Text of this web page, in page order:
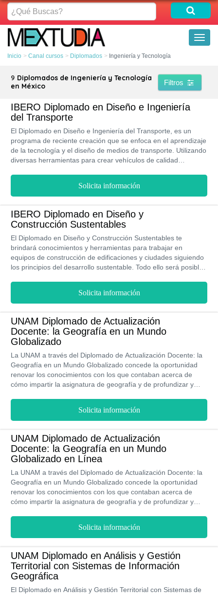
¿Qué
Buscas?
Inicio Canal cursos Diplomados Ingeniería y Tecnología
9 Diplomados de Ingeniería y Tecnología
en México
Filtros
IBERO Diplomado en Diseño e Ingeniería
del Transporte
El Diplomado en Diseño e Ingeniería del Transporte, es un
programa de reciente creación que se enfoca en el aprendizaje
de la tecnología y el diseño de medios de transporte. Utilizando
diversas herramientas para crear vehículos de calidad
de esta rama entre la ingeniería y el diseño. Un estudiante
graduado en este programa puede trabajar en como ingeniero
civil, diseñadores industriales y diseño de vehículos. por lo
general el trabajo de un ingeniero de transporte es en oficinas,
pero pueden llegar a viajar a centros de diseño o lugares de
exhibición al cliente. Los ingenieros en diseño del transporte
pueden ganar en promedio de MXN$22,059. El ingreso de nivel
inicial es de $ 69,250 al año. Dependiendo de su experiencia
pueden pueden tener un ingreso hasta de $ 180,000 al año.
Solicita información
IBERO Diplomado en Diseño y
Construcción Sustentables
El Diplomado en Diseño y Construcción Sustentables te
brindará conocimientos y herramientas para trabajar en
equipos de construcción de edificaciones y ciudades siguiendo
los principios del desarrollo sustentable. Todo ello será posible
utilizados en la construcción de la mejor manera posible.
Solicita información
UNAM Diplomado de Actualización
Docente: la Geografía en un Mundo
Globalizado
La UNAM a través del Diplomado de Actualización Docente: la
Geografía en un Mundo Globalizado concede la oportunidad
renovar los conocimientos con los que contaban acerca de
cómo impartir la asignatura de geografía y de profundizar y
nuestros entornos, por ende la educación y la forma de
transmitirla no escapa de esta realidad. La institución tomó en
consideración este hecho y creó esta propuesta académica
sólida, con la calidad educativa que representa a la UNAM y le
otorgó a los docentes herramientas para crecer
profesionalmente.
Solicita información
UNAM Diplomado de Actualización
Docente: la Geografía en un Mundo
Globalizado en Línea
La UNAM a través del Diplomado de Actualización Docente: la
Geografía en un Mundo Globalizado concede la oportunidad
renovar los conocimientos con los que contaban acerca de
cómo impartir la asignatura de geografía y de profundizar y
nuestros entornos, por ende la educación y la forma de
transmitirla no escapa de esta realidad. La institución tomó en
consideración este hecho y creó esta propuesta académica
sólida, con la calidad educativa que representa a la UNAM y le
otorgó a los docentes herramientas para crecer
profesionalmente.
Solicita información
UNAM Diplomado en Análisis y Gestión
Territorial con Sistemas de Información
Geográfica
El Diplomado en Análisis y Gestión Territorial con Sistemas de